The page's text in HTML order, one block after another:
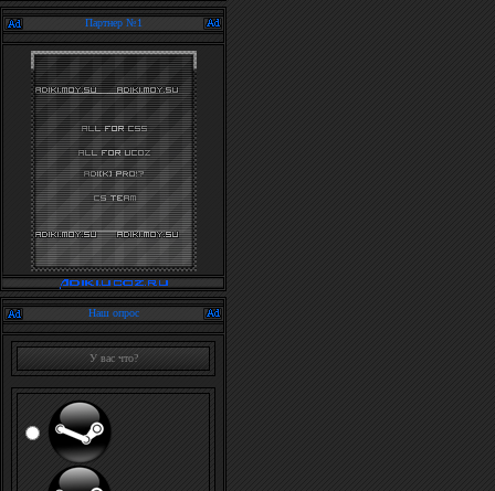
Партнер №1
Наш опрос
У вас что?